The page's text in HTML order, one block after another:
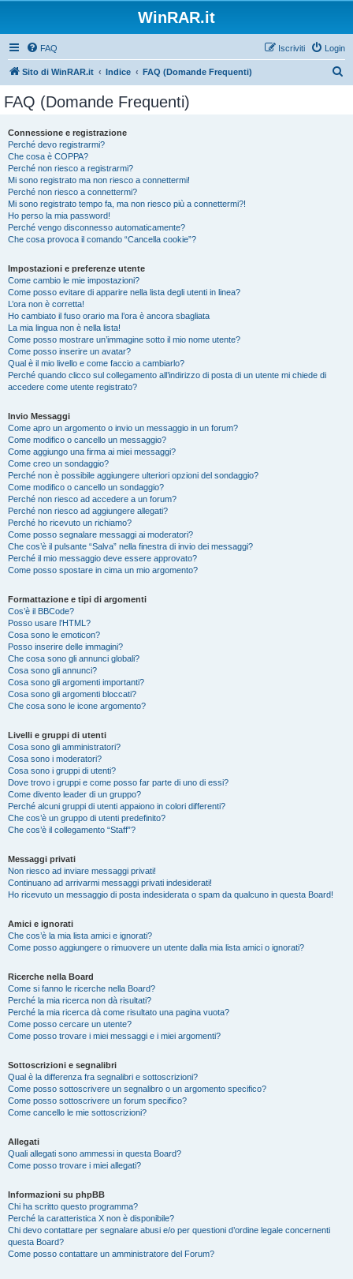
WinRAR.it
FAQ Login
Iscriviti
Sito di WinRAR.it Indice FAQ (Domande Frequenti)
FAQ (Domande Frequenti)
Connessione e registrazione
Perché devo registrarmi?
Che cosa è COPPA?
Perché non riesco a registrarmi?
Mi sono registrato ma non riesco a connettermi!
Perché non riesco a connettermi?
Mi sono registrato tempo fa, ma non riesco più a connettermi?!
Ho perso la mia password!
Perché vengo disconnesso automaticamente?
Che cosa provoca il comando “Cancella cookie”?
Impostazioni e preferenze utente
Come cambio le mie impostazioni?
Come posso evitare di apparire nella lista degli utenti in linea?
L’ora non è corretta!
Ho cambiato il fuso orario ma l’ora è ancora sbagliata
La mia lingua non è nella lista!
Come posso mostrare un’immagine sotto il mio nome utente?
Come posso inserire un avatar?
Qual è il mio livello e come faccio a cambiarlo?
Perché quando clicco sul collegamento all’indirizzo di posta di un utente mi chiede di
accedere come utente registrato?
Invio Messaggi
Come apro un argomento o invio un messaggio in un forum?
Come modifico o cancello un messaggio?
Come aggiungo una firma ai miei messaggi?
Come creo un sondaggio?
Perché non è possibile aggiungere ulteriori opzioni del sondaggio?
Come modifico o cancello un sondaggio?
Perché non riesco ad accedere a un forum?
Perché non riesco ad aggiungere allegati?
Perché ho ricevuto un richiamo?
Come posso segnalare messaggi ai moderatori?
Che cos’è il pulsante “Salva” nella finestra di invio dei messaggi?
Perché il mio messaggio deve essere approvato?
Come posso spostare in cima un mio argomento?
Formattazione e tipi di argomenti
Cos’è il BBCode?
Posso usare l’HTML?
Cosa sono le emoticon?
Posso inserire delle immagini?
Che cosa sono gli annunci globali?
Cosa sono gli annunci?
Cosa sono gli argomenti importanti?
Cosa sono gli argomenti bloccati?
Che cosa sono le icone argomento?
Livelli e gruppi di utenti
Cosa sono gli amministratori?
Cosa sono i moderatori?
Cosa sono i gruppi di utenti?
Dove trovo i gruppi e come posso far parte di uno di essi?
Come divento leader di un gruppo?
Perché alcuni gruppi di utenti appaiono in colori differenti?
Che cos’è un gruppo di utenti predefinito?
Che cos’è il collegamento “Staff”?
Messaggi privati
Non riesco ad inviare messaggi privati!
Continuano ad arrivarmi messaggi privati indesiderati!
Ho ricevuto un messaggio di posta indesiderata o spam da qualcuno in questa Board!
Amici e ignorati
Che cos’è la mia lista amici e ignorati?
Come posso aggiungere o rimuovere un utente dalla mia lista amici o ignorati?
Ricerche nella Board
Come si fanno le ricerche nella Board?
Perché la mia ricerca non dà risultati?
Perché la mia ricerca dà come risultato una pagina vuota?
Come posso cercare un utente?
Come posso trovare i miei messaggi e i miei argomenti?
Sottoscrizioni e segnalibri
Qual è la differenza fra segnalibri e sottoscrizioni?
Come posso sottoscrivere un segnalibro o un argomento specifico?
Come posso sottoscrivere un forum specifico?
Come cancello le mie sottoscrizioni?
Allegati
Quali allegati sono ammessi in questa Board?
Come posso trovare i miei allegati?
Informazioni su phpBB
Chi ha scritto questo programma?
Perché la caratteristica X non è disponibile?
Chi devo contattare per segnalare abusi e/o per questioni d’ordine legale concernenti
questa Board?
Come posso contattare un amministratore del Forum?